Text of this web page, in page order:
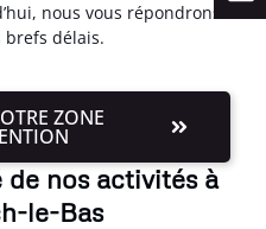
nous vous répondrons
brefs délais.
ZONE
de nos activités à
le-Bas